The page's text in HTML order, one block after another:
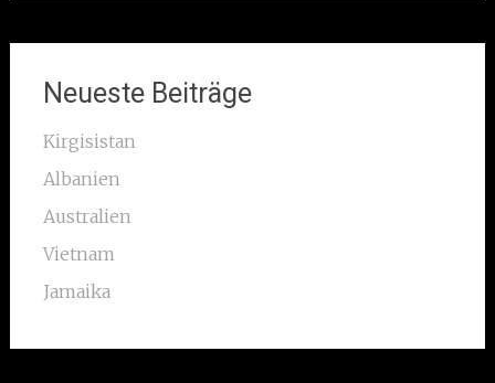
Neueste Beiträge
Kirgisistan
Albanien
Australien
Vietnam
Jamaika